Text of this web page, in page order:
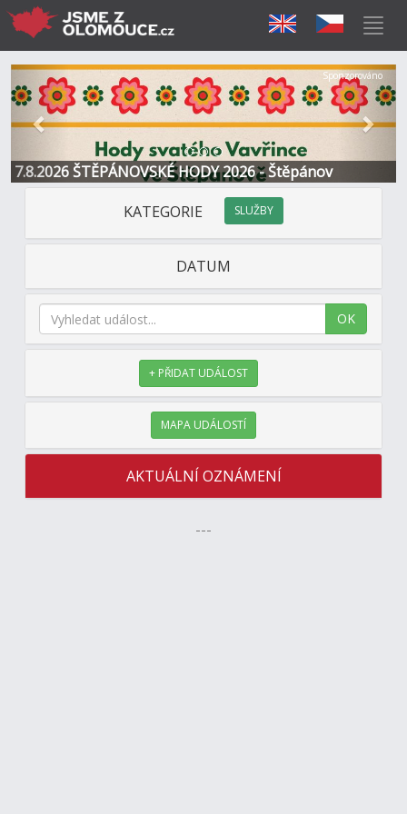
7.8.2026 ŠTĚPÁNOVSKÉ HODY 2026 - Štěpánov
Předchozí Další
Sponzorováno
KATEGORIE SLUŽBY
DATUM
OK
+ PŘIDAT UDÁLOST
MAPA UDÁLOSTÍ
AKTUÁLNÍ OZNÁMENÍ
---